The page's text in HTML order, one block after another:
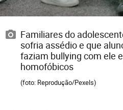
Familiares do
sofria assédio e que
faziam bullying com ele
homofóbicos
(foto: Reprodução/Pexels)